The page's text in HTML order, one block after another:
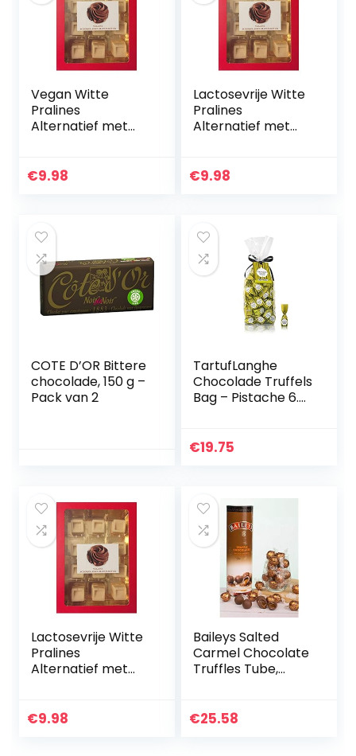
Vegan Witte
Pralines
Alternatief met
(VEGANE
€9.98
Lactosevrije Witte
Pralines
Alternatief met
(VEGANE
€9.98
COTE D’OR Bittere
chocolade, 150 g –
Pack van 2
TartufLanghe
Chocolade Truffels
Bag – Pistache 6.8
€19.75
Lactosevrije Witte
Pralines
Alternatief met
SCHOKOLADEN-
€9.98
Baileys Salted
Carmel Chocolate
Truffles Tube,
€25.58